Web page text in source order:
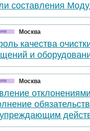
составления
Москва
качества
и
Москва